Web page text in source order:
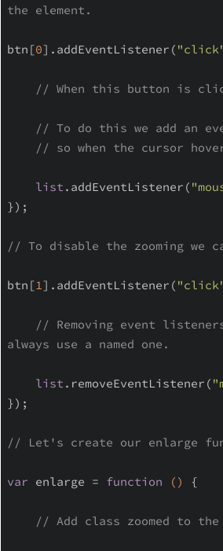
the element.
btn[0].addEventListener(
// When this button is
// To do this we add an
// so when the cursor
list .addEventListener(
});
// To disable the zooming we
btn[1].addEventListener(
// Removing event
always use a named one.
list .removeEventListener(
});
// Let's create our enlarge
var enlarge = function () {
// Add class zoomed to